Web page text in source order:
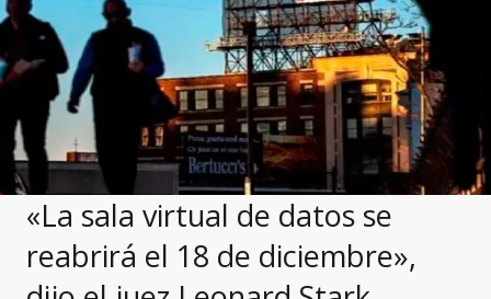
«La sala virtual de datos se
reabrirá el 18 de diciembre»,